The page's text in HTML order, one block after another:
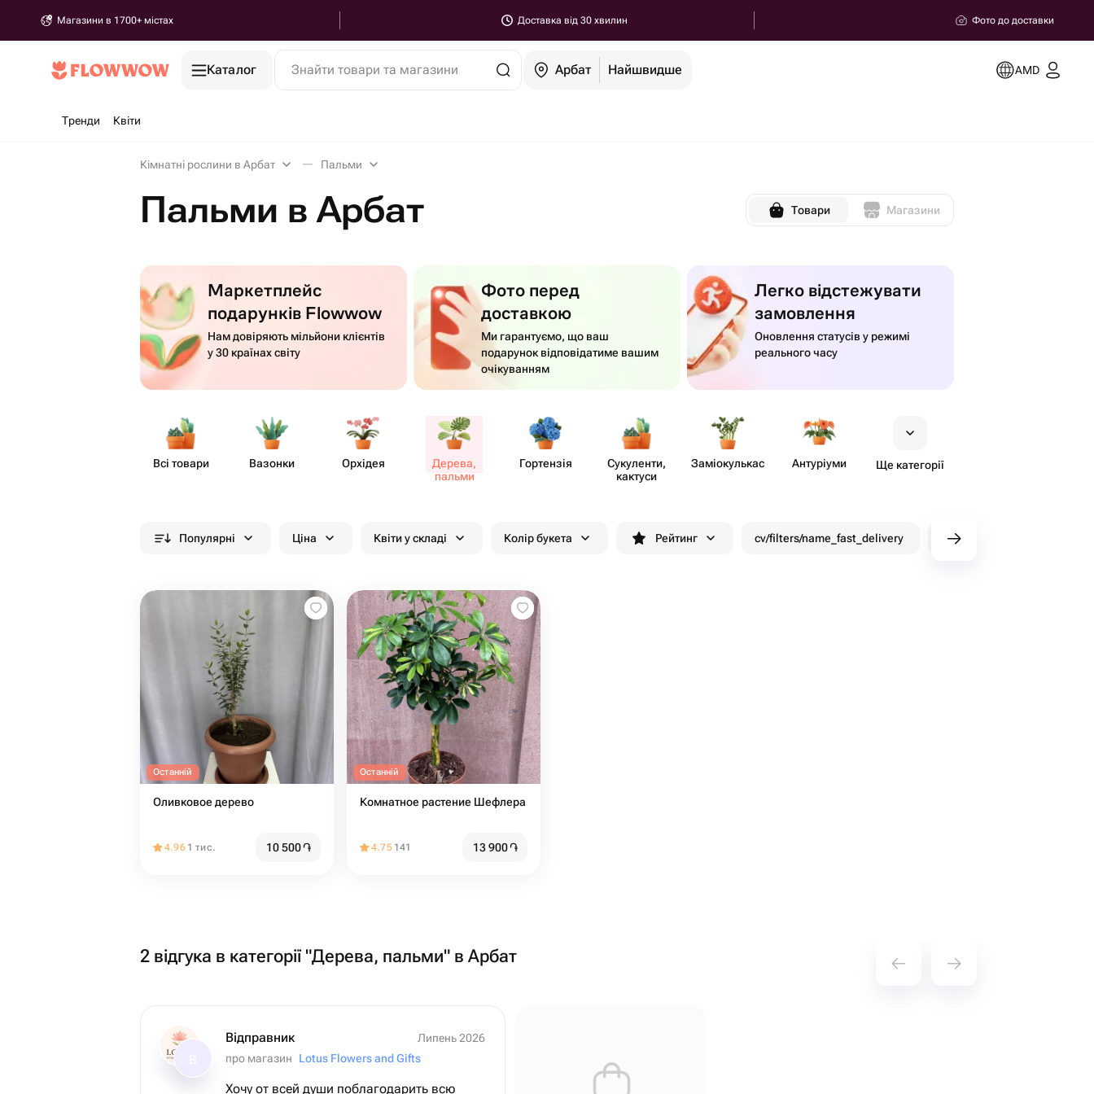
Магазини в 1700+ містах Доставка від 30 хвилин Фото до доставки
Каталог Знайти товари та магазини Арбат Найшвидше AMD
Тренди Квіти
Кімнатні рослини в Арбат Пальми
Пальми в Арбат Товари Магазини
Маркетплейс
подарунків Flowwow
Нам довіряють мільйони клієнтів
у 30 країнах світу
Фото перед
доставкою
Ми гарантуємо, що ваш
подарунок відповідатиме вашим
очікуванням
Легко відстежувати
замовлення
Оновлення статусів у режимі
реального часу
Всі товари Вазонки Орхідея
Дерева,
пальми
Гортензія
Суку​ленти,
кактуси
Заміок​улькас Антуріуми Ще категорії
Популярні Ціна Квіти у складі Колір букета Рейтинг cv/filters/name_fast_delivery Знижки
Останній
Оливковое дерево
4.96 1 тис. 10 500֏
Останній
Комнатное растение Шефлера
4.75 141 13 900֏
2 відгука в категорії "Дерева, пальми" в Арбат
Відправник
Липень 2026
про магазин
Lotus Flowers and Gifts
Хочу от всей души поблагодарить всю